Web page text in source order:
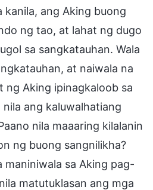
kanila, ang Aking buong
ng tao, at lahat ng dugo
sa sangkatauhan. Wala
at naiwala na
ng Aking ipinagkaloob sa
ang kaluwalhatiang
nila maaaring kilalanin
ng buong sangnilikha?
maniniwala sa Aking pag-
matutuklasan ang mga